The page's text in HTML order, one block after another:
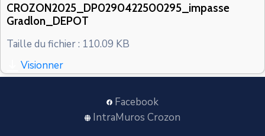
CONTACT
CROZON2025_DP0290422500295_impasse
Gradlon_DEPOT
Taille du fichier : 110.09 KB
Visionner
Facebook
IntraMuros Crozon